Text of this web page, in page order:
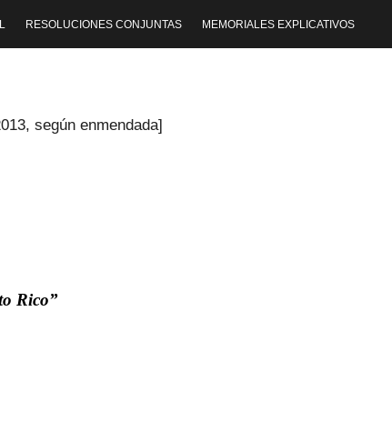
RESOLUCIONES CONJUNTAS MEMORIALES EXPLICATIVOS
según enmendada]
Rico”